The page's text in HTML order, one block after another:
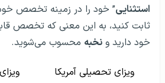
استثنایی” خود را در زمینه تخصص خود
ثابت کنید، به این معنی که تخصص
خود دارید و نخبه محسوب می‌شوید.
ویزای تحصیلی آمریکا